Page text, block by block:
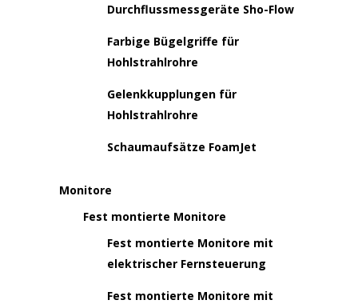
Durchflussmessgeräte Sho-Flow
Farbige Bügelgriffe für
Hohlstrahlrohre
Gelenkkupplungen für
Hohlstrahlrohre
Schaumaufsätze FoamJet
Monitore
Fest montierte Monitore
Fest montierte Monitore mit
elektrischer Fernsteuerung
Fest montierte Monitore mit